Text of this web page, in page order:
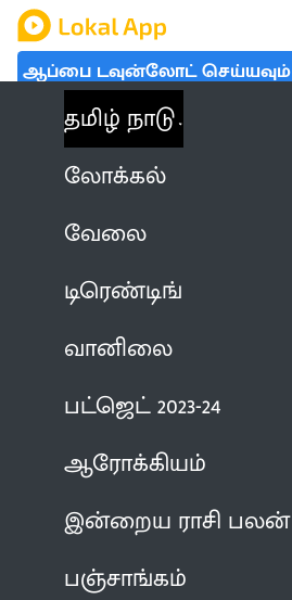
ஆப்பை டவுன்லோட் செய்யவும்
தமிழ் நாடு
லோக்கல்
வேலை
டிரெண்டிங்
வானிலை
பட்ஜெட் 2023-24
ஆரோக்கியம்
இன்றைய ராசி பலன்
பஞ்சாங்கம்